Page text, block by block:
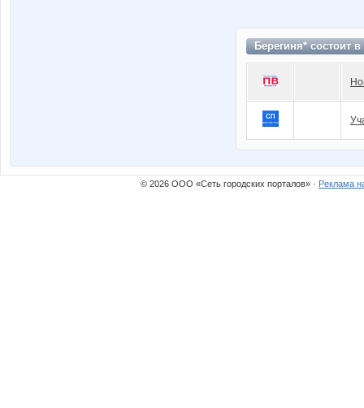
Берегиня* состоит в
© 2026 ООО «Сеть городских порталов» · Реклама